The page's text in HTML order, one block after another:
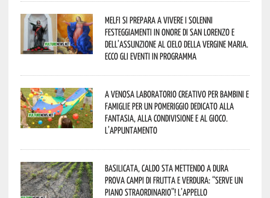
Melfi si prepara a vivere i solenni
festeggiamenti in onore di San Lorenzo e
dell’assunzione al cielo della Vergine Maria.
Ecco gli eventi in programma
A Venosa laboratorio creativo per bambini e
famiglie per un pomeriggio dedicato alla
fantasia, alla condivisione e al gioco.
L’appuntamento
Basilicata, caldo sta mettendo a dura
prova campi di frutta e verdura: “Serve un
piano straordinario”! L’appello